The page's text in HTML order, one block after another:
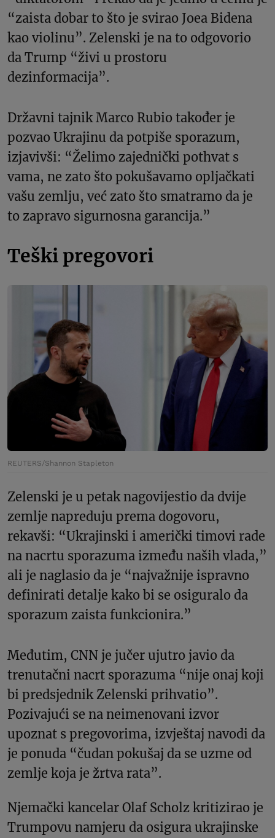
“zaista dobar to što je svirao Joea Bidena
kao violinu”. Zelenski je na to odgovorio
da Trump “živi u prostoru
dezinformacija”.
Državni tajnik Marco Rubio također je
pozvao Ukrajinu da potpiše sporazum,
izjavivši: “Želimo zajednički pothvat s
vama, ne zato što pokušavamo opljačkati
vašu zemlju, već zato što smatramo da je
to zapravo sigurnosna garancija.”
Teški pregovori
REUTERS/Shannon Stapleton
Zelenski je u petak nagovijestio da dvije
zemlje napreduju prema dogovoru,
rekavši: “Ukrajinski i američki timovi rade
na nacrtu sporazuma između naših vlada,”
ali je naglasio da je “najvažnije ispravno
definirati detalje kako bi se osiguralo da
sporazum zaista funkcionira.”
Međutim, CNN je jučer ujutro javio da
trenutačni nacrt sporazuma “nije onaj koji
bi predsjednik Zelenski prihvatio”.
Pozivajući se na neimenovani izvor
upoznat s pregovorima, izvještaj navodi da
je ponuda “čudan pokušaj da se uzme od
zemlje koja je žrtva rata”.
Njemački kancelar Olaf Scholz kritizirao je
Trumpovu namjeru da osigura ukrajinske